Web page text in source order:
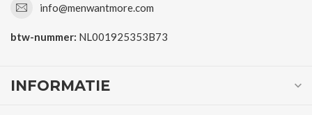
info@menwantmore.com
btw-nummer: NL001925353B73
INFORMATIE